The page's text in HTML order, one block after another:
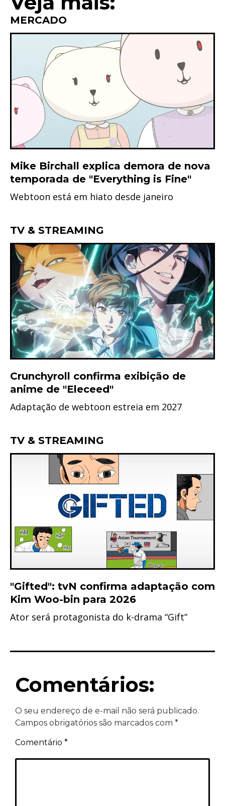
MERCADO
Mike Birchall explica demora de nova
temporada de "Everything is Fine"
Webtoon está em hiato desde janeiro
TV & STREAMING
Crunchyroll confirma exibição de
anime de "Eleceed"
Adaptação de webtoon estreia em 2027
TV & STREAMING
"Gifted": tvN confirma adaptação com
Kim Woo-bin para 2026
Ator será protagonista do k-drama “Gift”
Comentários:
O seu endereço de e-mail não será publicado.
Campos obrigatórios são marcados com *
Comentário *